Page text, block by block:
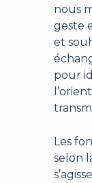
nous
geste
et
pour
Les
selon